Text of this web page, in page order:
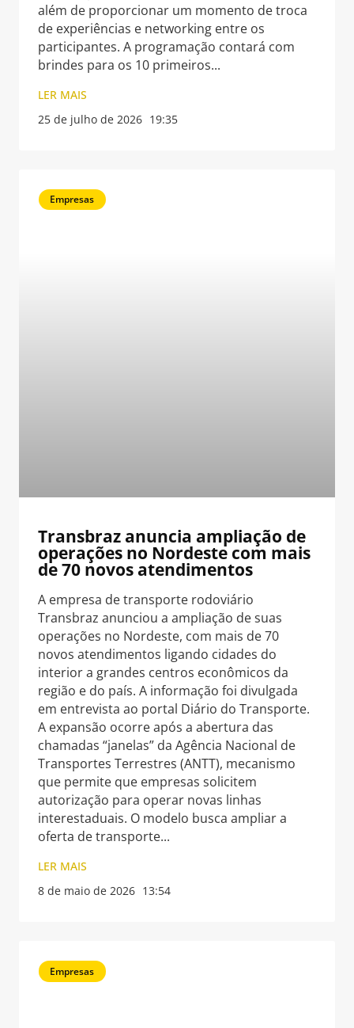
além de proporcionar um momento de troca
de experiências e networking entre os
participantes. A programação contará com
brindes para os 10 primeiros
LER MAIS
25 de julho de 2026 19:35
Empresas
Transbraz anuncia ampliação de
operações no Nordeste com mais
de 70 novos atendimentos
A empresa de transporte rodoviário
Transbraz anunciou a ampliação de suas
operações no Nordeste, com mais de 70
novos atendimentos ligando cidades do
interior a grandes centros econômicos da
região e do país. A informação foi divulgada
em entrevista ao portal Diário do Transporte.
A expansão ocorre após a abertura das
chamadas “janelas” da Agência Nacional de
Transportes Terrestres (ANTT), mecanismo
que permite que empresas solicitem
autorização para operar novas linhas
interestaduais. O modelo busca ampliar a
oferta de transporte
LER MAIS
8 de maio de 2026 13:54
Empresas